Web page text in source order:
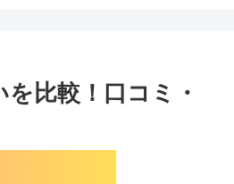
比較！口コミ・